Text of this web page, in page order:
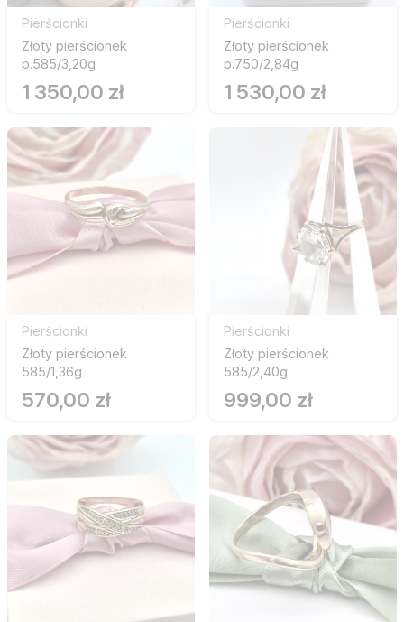
Pierścionki
Złoty pierścionek
p.585/3,20g
1 350,00 zł
Pierścionki
Złoty pierścionek
p.750/2,84g
1 530,00 zł
Pierścionki
Złoty pierścionek
585/1,36g
570,00 zł
Pierścionki
Złoty pierścionek
585/2,40g
999,00 zł